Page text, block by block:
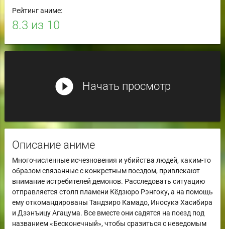
Рейтинг аниме:
8.3 из 10
play_circle_filled Начать просмотр
Описание аниме
Многочисленные исчезновения и убийства людей, каким-то
образом связанные с конкретным поездом, привлекают
внимание истребителей демонов. Расследовать ситуацию
отправляется столп пламени Кёдзюро Рэнгоку, а на помощь
ему откомандированы Тандзиро Камадо, Иносукэ Хасибира
и Дзэнъицу Агацума. Все вместе они садятся на поезд под
названием «Бесконечный», чтобы сразиться с неведомым